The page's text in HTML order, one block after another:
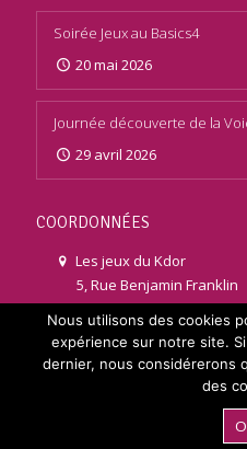
Soirée Jeux au Basics4
20 mai 2026
Journée découverte de la
29 avril 2026
COORDONNÉES
Les jeux du Kdor
5, Rue Benjamin Franklin
26120 Malissard
06 47 52 95 17
Nous utilisons des cookies
expérience sur notre site.
dernier, nous considérerons
des